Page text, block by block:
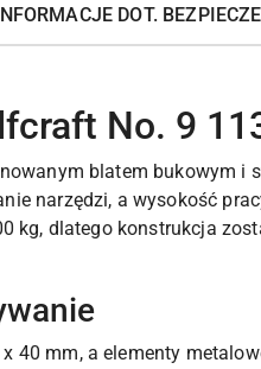
DOT.
No. 9
blatem bukowym
narzędzi, a wysokość
kg, dlatego konstrukcja
40 mm, a elementy